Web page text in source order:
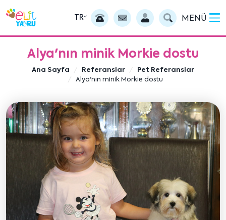
TR MENÜ
Alya'nın minik Morkie dostu
Ana Sayfa Referanslar
Pet Referanslar
Alya'nın minik Morkie dostu